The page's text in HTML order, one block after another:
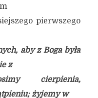
pierwszego
aby z Boga była
z
cierpienia,
żyjemy w